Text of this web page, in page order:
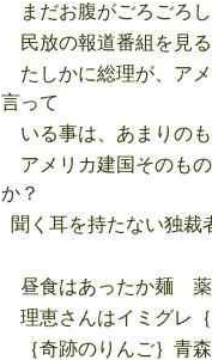
まだお腹がごろごろ
民放の報道番組を見
たしかに総理が、ア
言って
いる事は、あまりの
アメリカ建国そのも
か？
聞く耳を持たない独裁
昼食はあったか麺 薬
理恵さんはイミグレ
｛奇跡のりんご｝青